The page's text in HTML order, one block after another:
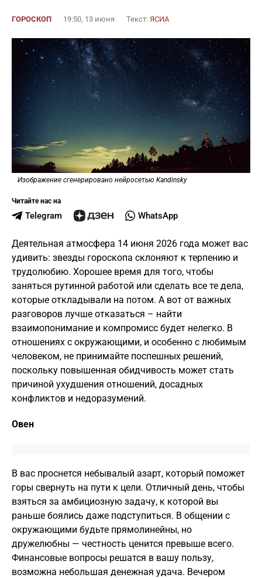
ГОРОСКОП 19:50, 13 июня Текст: ЯСИА
Изображение сгенерировано нейросетью Kandinsky
Читайте нас на
Telegram WhatsApp
Деятельная атмосфера 14 июня 2026 года может вас
удивить: звезды гороскопа склоняют к терпению и
трудолюбию. Хорошее время для того, чтобы
заняться рутинной работой или сделать все те дела,
которые откладывали на потом. А вот от важных
разговоров лучше отказаться – найти
взаимопонимание и компромисс будет нелегко. В
отношениях с окружающими, и особенно с любимым
человеком, не принимайте поспешных решений,
поскольку повышенная обидчивость может стать
причиной ухудшения отношений, досадных
конфликтов и недоразумений.
Овен
В вас проснется небывалый азарт, который поможет
горы свернуть на пути к цели. Отличный день, чтобы
взяться за амбициозную задачу, к которой вы
раньше боялись даже подступиться. В общении с
окружающими будьте прямолинейны, но
дружелюбны — честность ценится превыше всего.
Финансовые вопросы решатся в вашу пользу,
возможна небольшая денежная удача. Вечером